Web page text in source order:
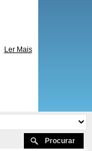
Ler Mais